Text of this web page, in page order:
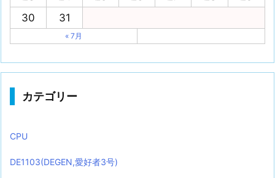
30
31
« 7月
カテゴリー
CPU
DE1103(DEGEN,愛好者3号)